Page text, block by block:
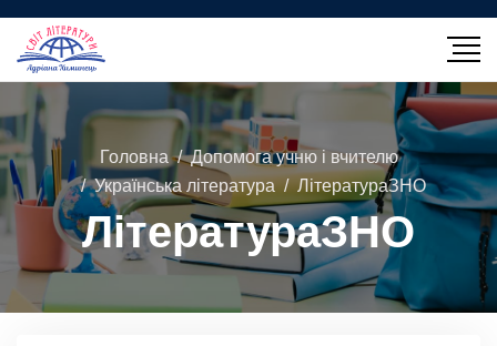
Головна
Допомога учню і вчителю
Українська література
ЛітератураЗНО
ЛітератураЗНО